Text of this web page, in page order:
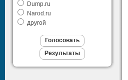
Dump.ru
Narod.ru
другой